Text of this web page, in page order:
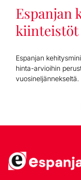
Espanjan
kiinteistöt
Espanjan
hinta-arvioihin
vuosineljännekseltä.